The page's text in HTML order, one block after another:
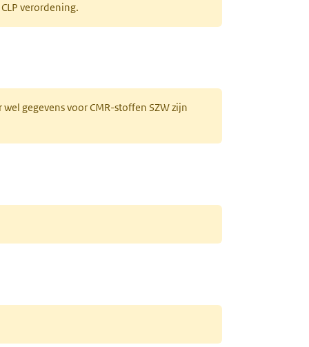
verordening.
gegevens voor CMR-stoffen SZW zijn